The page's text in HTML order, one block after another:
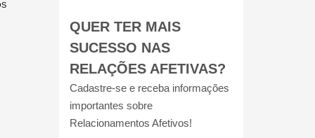
QUER TER MAIS
SUCESSO NAS
RELAÇÕES AFETIVAS?
Cadastre-se e receba informações
importantes sobre
Relacionamentos Afetivos!